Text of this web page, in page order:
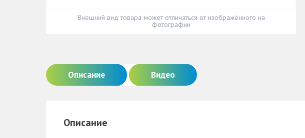
Внешний вид товара может отличаться от изображённого на
фотографии
Описание Видео
Описание